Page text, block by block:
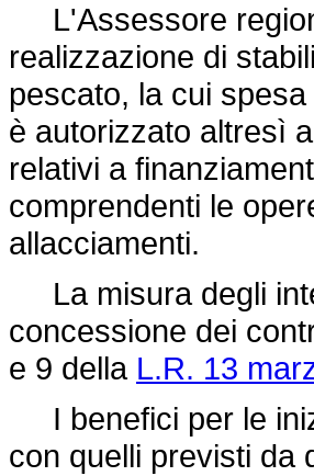
L'Assessore
realizzazione di
pescato, la cui
è autorizzato altresì
relativi a
comprendenti le
allacciamenti.
La misura degli
concessione dei
e 9 della L.R. 13
I benefici per le
con quelli previsti da